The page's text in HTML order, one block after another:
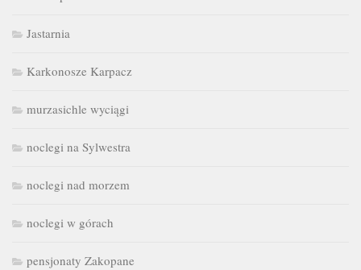
Jastarnia
Karkonosze Karpacz
murzasichle wyciągi
noclegi na Sylwestra
noclegi nad morzem
noclegi w górach
pensjonaty Zakopane